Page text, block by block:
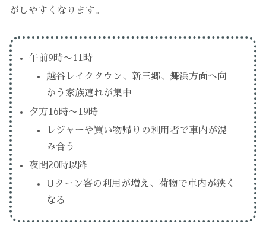
がしやすくなります。
午前9時〜11時
越谷レイクタウン、新三郷、舞浜方面へ向
かう家族連れが集中
夕方16時〜19時
レジャーや買い物帰りの利用者で車内が混
み合う
夜間20時以降
Uターン客の利用が増え、荷物で車内が狭く
なる